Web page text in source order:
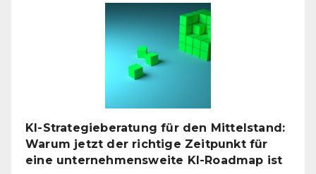
Wie
digitale
Assistenten
Level
heben
KI-Strategieberatung für den Mittelstand:
Warum jetzt der richtige Zeitpunkt für
eine unternehmensweite KI-Roadmap ist